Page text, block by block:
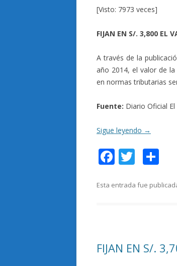
[Visto: 7973 veces]
FIJAN EN S/. 3,800 EL
A través de la
año 2014, el valor de
en normas tributarias
Fuente: Diario Oficial
Sigue leyendo →
F
e
k
T
itt m
r
Esta entrada fue
FIJAN EN S/.